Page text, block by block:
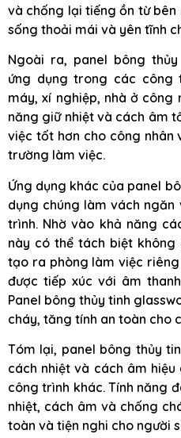
và chống lại tiếng ồn từ
sống thoải mái và yên tĩnh
Ngoài ra, panel bông
ứng dụng trong các công
máy, xí nghiệp, nhà ở công
năng giữ nhiệt và cách âm
việc tốt hơn cho công
trường làm việc.
Ứng dụng khác của panel
dụng chúng làm vách
trình. Nhờ vào khả năng
này có thể tách biệt
tạo ra phòng làm việc
được tiếp xúc với âm
Panel bông thủy tinh
cháy, tăng tính an toàn cho
Tóm lại, panel bông thủy
cách nhiệt và cách âm
công trình khác. Tính năng
nhiệt, cách âm và chống
toàn và tiện nghi cho người